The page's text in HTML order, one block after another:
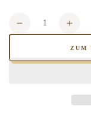
Verringere
für
Bartshampoo
für
ZUM